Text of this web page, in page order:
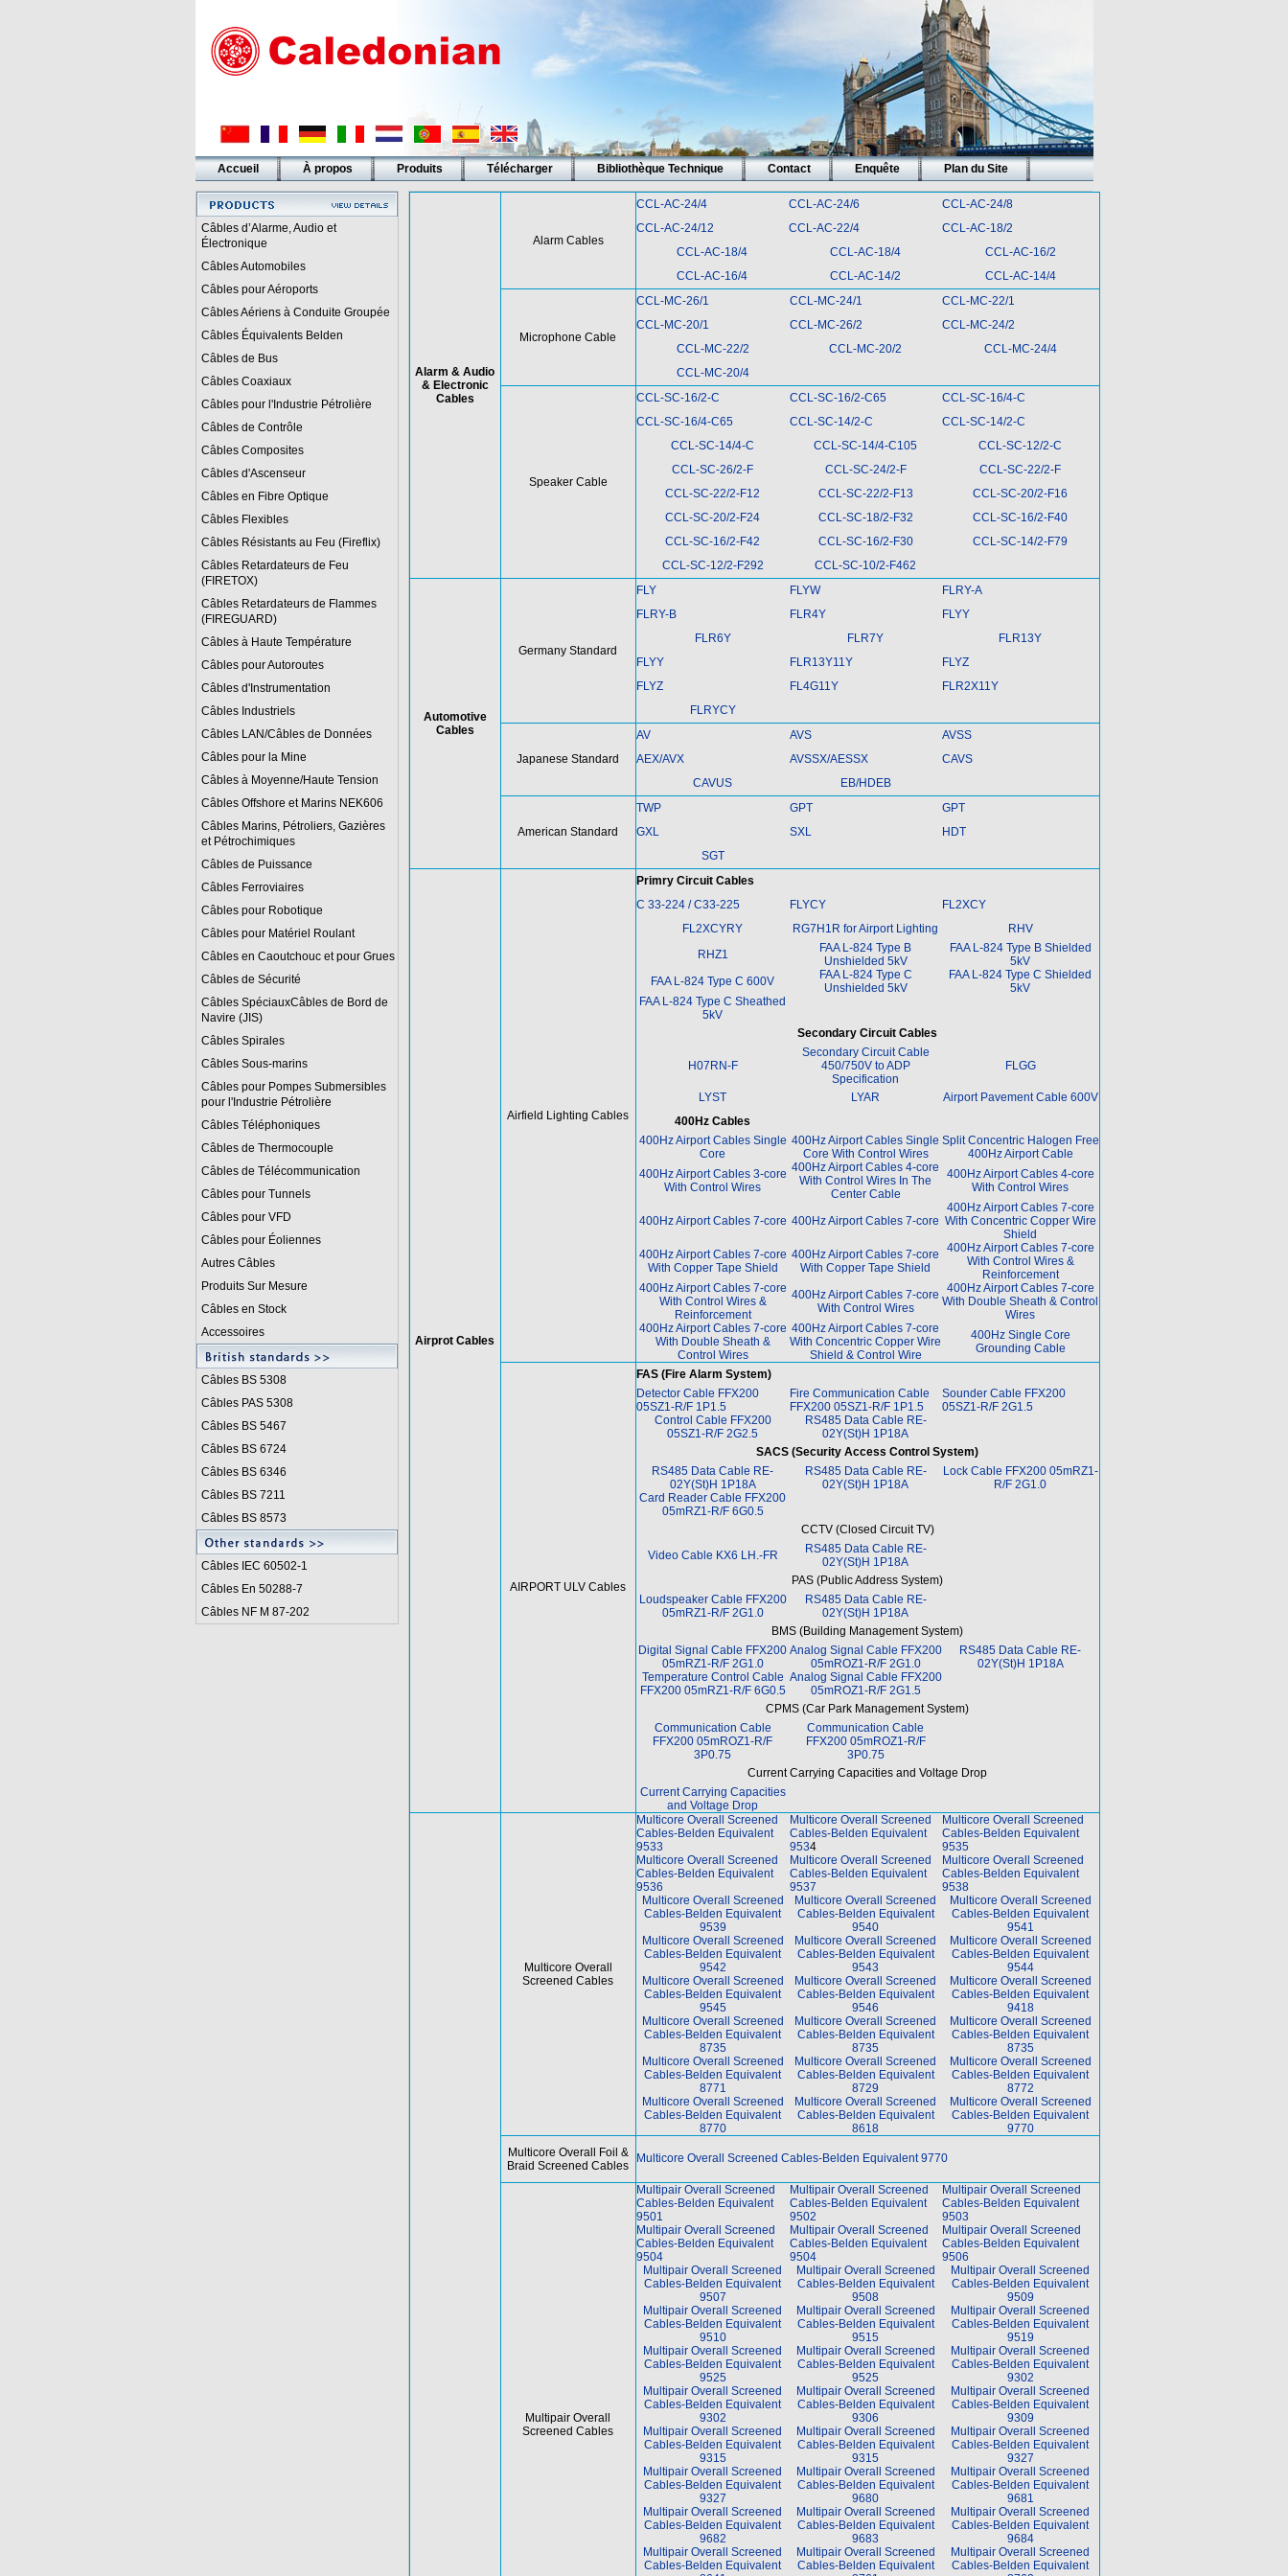
Accueil À propos Produits Télécharger Bibliothèque Technique Contact Enquête
Plan du Site
Liens
Câbles d’Alarme, Audio et
Électronique
Câbles Automobiles
Câbles pour Aéroports
Câbles Aériens à Conduite Groupée
Câbles Équivalents Belden
Câbles de Bus
Câbles Coaxiaux
Câbles pour l'Industrie Pétrolière
Câbles de Contrôle
Câbles Composites
Câbles d'Ascenseur
Câbles en Fibre Optique
Câbles Flexibles
Câbles Résistants au Feu (Fireflix)
Câbles Retardateurs de Feu
(FIRETOX)
Câbles Retardateurs de Flammes
(FIREGUARD)
Câbles à Haute Température
Câbles pour Autoroutes
Câbles d'Instrumentation
Câbles Industriels
Câbles LAN/Câbles de Données
Câbles pour la Mine
Câbles à Moyenne/Haute Tension
Câbles Offshore et Marins NEK606
Câbles Marins, Pétroliers, Gazières
et Pétrochimiques
Câbles de Puissance
Câbles Ferroviaires
Câbles pour Robotique
Câbles pour Matériel Roulant
Câbles en Caoutchouc et pour Grues
Câbles de Sécurité
Câbles SpéciauxCâbles de Bord de
Navire (JIS)
Câbles Spirales
Câbles Sous-marins
Câbles pour Pompes Submersibles
pour l'Industrie Pétrolière
Câbles Téléphoniques
Câbles de Thermocouple
Câbles de Télécommunication
Câbles pour Tunnels
Câbles pour VFD
Câbles pour Éoliennes
Autres Câbles
Produits Sur Mesure
Câbles en Stock
Accessoires
Câbles BS 5308
Câbles PAS 5308
Câbles BS 5467
Câbles BS 6724
Câbles BS 6346
Câbles BS 7211
Câbles BS 8573
Câbles IEC 60502-1
Câbles En 50288-7
Câbles NF M 87-202
Alarm & Audio
& Electronic
Cables
Alarm Cables
CCL-AC-24/4 CCL-AC-24/6
CCL-AC-24/8
CCL-AC-24/12
CCL-AC-22/4
CCL-AC-18/2
CCL-AC-18/4
CCL-AC-18/4
CCL-AC-16/2
CCL-AC-16/4
CCL-AC-14/2 CCL-AC-14/4
Microphone Cable
CCL-MC-26/1 CCL-MC-24/1
CCL-MC-22/1
CCL-MC-20/1
CCL-MC-26/2
CCL-MC-24/2
CCL-MC-22/2
CCL-MC-20/2
CCL-MC-24/4
CCL-MC-20/4
Speaker Cable
CCL-SC-16/2-C CCL-SC-16/2-C65
CCL-SC-16/4-C
CCL-SC-16/4-C65
CCL-SC-14/2-C
CCL-SC-14/2-C
CCL-SC-14/4-C
CCL-SC-14/4-C105
CCL-SC-12/2-C
CCL-SC-26/2-F
CCL-SC-24/2-F
CCL-SC-22/2-F
CCL-SC-22/2-F12
CCL-SC-22/2-F13
CCL-SC-20/2-F16
CCL-SC-20/2-F24
CCL-SC-18/2-F32
CCL-SC-16/2-F40
CCL-SC-16/2-F42
CCL-SC-16/2-F30
CCL-SC-14/2-F79
CCL-SC-12/2-F292
CCL-SC-10/2-F462
Automotive
Cables
Germany Standard
FLY FLYW
FLRY-A
FLRY-B
FLR4Y
FLYY
FLR6Y
FLR7Y
FLR13Y
FLYY
FLR13Y11Y
FLYZ
FLYZ
FL4G11Y
FLR2X11Y
FLRYCY
Japanese Standard
AV AVS
AVSS
AEX/AVX
AVSSX/AESSX
CAVS
CAVUS
EB/HDEB
American Standard
TWP GPT
GPT
GXL
SXL
HDT
SGT
Airprot Cables
Airfield Lighting Cables
Primry Circuit Cables
C 33-224 / C33-225
FLYCY
FL2XCY
FL2XCYRY
RG7H1R for Airport Lighting
RHV
RHZ1
FAA L-824 Type B
Unshielded 5kV
FAA L-824 Type B Shielded
5kV
FAA L-824 Type C 600V
FAA L-824 Type C
Unshielded 5kV
FAA L-824 Type C Shielded
5kV
FAA L-824 Type C Sheathed
5kV
Secondary Circuit Cables
H07RN-F
Secondary Circuit Cable
450/750V to ADP
Specification
FLGG
LYST LYAR
Airport Pavement Cable 600V
400Hz Cables
400Hz Airport Cables Single
Core
400Hz Airport Cables Single
Core With Control Wires
Split Concentric Halogen Free
400Hz Airport Cable
400Hz Airport Cables 3-core
With Control Wires
400Hz Airport Cables 4-core
With Control Wires In The
Center Cable
400Hz Airport Cables 4-core
With Control Wires
400Hz Airport Cables 7-core 400Hz Airport Cables 7-core
400Hz Airport Cables 7-core
With Concentric Copper Wire
Shield
400Hz Airport Cables 7-core
With Copper Tape Shield
400Hz Airport Cables 7-core
With Copper Tape Shield
400Hz Airport Cables 7-core
With Control Wires &
Reinforcement
400Hz Airport Cables 7-core
With Control Wires &
Reinforcement
400Hz Airport Cables 7-core
With Control Wires
400Hz Airport Cables 7-core
With Double Sheath & Control
Wires
400Hz Airport Cables 7-core
With Double Sheath &
Control Wires
400Hz Airport Cables 7-core
With Concentric Copper Wire
Shield & Control Wire
400Hz Single Core
Grounding Cable
AIRPORT ULV Cables
FAS (Fire Alarm System)
Detector Cable FFX200
05SZ1-R/F 1P1.5
Fire Communication Cable
FFX200 05SZ1-R/F 1P1.5
Sounder Cable FFX200
05SZ1-R/F 2G1.5
Control Cable FFX200
05SZ1-R/F 2G2.5
RS485 Data Cable RE-
02Y(St)H 1P18A
SACS (Security Access Control System)
RS485 Data Cable RE-
02Y(St)H 1P18A
RS485 Data Cable RE-
02Y(St)H 1P18A
Lock Cable FFX200 05mRZ1-
R/F 2G1.0
Card Reader Cable FFX200
05mRZ1-R/F 6G0.5
CCTV (Closed Circuit TV)
Video Cable KX6 LH.-FR
RS485 Data Cable RE-
02Y(St)H 1P18A
PAS (Public Address System)
Loudspeaker Cable FFX200
05mRZ1-R/F 2G1.0
RS485 Data Cable RE-
02Y(St)H 1P18A
BMS (Building Management System)
Digital Signal Cable FFX200
05mRZ1-R/F 2G1.0
Analog Signal Cable FFX200
05mROZ1-R/F 2G1.0
RS485 Data Cable RE-
02Y(St)H 1P18A
Temperature Control Cable
FFX200 05mRZ1-R/F 6G0.5
Analog Signal Cable FFX200
05mROZ1-R/F 2G1.5
CPMS (Car Park Management System)
Communication Cable
FFX200 05mROZ1-R/F
3P0.75
Communication Cable
FFX200 05mROZ1-R/F
3P0.75
Current Carrying Capacities and Voltage Drop
Current Carrying Capacities
and Voltage Drop
Multicore Overall
Screened Cables
Multicore Overall Screened
Cables-Belden Equivalent
9533
Multicore Overall Screened
Cables-Belden Equivalent
9534
Multicore Overall Screened
Cables-Belden Equivalent
9535
Multicore Overall Screened
Cables-Belden Equivalent
9536
Multicore Overall Screened
Cables-Belden Equivalent
9537
Multicore Overall Screened
Cables-Belden Equivalent
9538
Multicore Overall Screened
Cables-Belden Equivalent
9539
Multicore Overall Screened
Cables-Belden Equivalent
9540
Multicore Overall Screened
Cables-Belden Equivalent
9541
Multicore Overall Screened
Cables-Belden Equivalent
9542
Multicore Overall Screened
Cables-Belden Equivalent
9543
Multicore Overall Screened
Cables-Belden Equivalent
9544
Multicore Overall Screened
Cables-Belden Equivalent
9545
Multicore Overall Screened
Cables-Belden Equivalent
9546
Multicore Overall Screened
Cables-Belden Equivalent
9418
Multicore Overall Screened
Cables-Belden Equivalent
8735
Multicore Overall Screened
Cables-Belden Equivalent
8735
Multicore Overall Screened
Cables-Belden Equivalent
8735
Multicore Overall Screened
Cables-Belden Equivalent
8771
Multicore Overall Screened
Cables-Belden Equivalent
8729
Multicore Overall Screened
Cables-Belden Equivalent
8772
Multicore Overall Screened
Cables-Belden Equivalent
8770
Multicore Overall Screened
Cables-Belden Equivalent
8618
Multicore Overall Screened
Cables-Belden Equivalent
9770
Multicore Overall Foil &
Braid Screened Cables
Multicore Overall Screened Cables-Belden Equivalent 9770
Multipair Overall
Screened Cables
Multipair Overall Screened
Cables-Belden Equivalent
9501
Multipair Overall Screened
Cables-Belden Equivalent
9502
Multipair Overall Screened
Cables-Belden Equivalent
9503
Multipair Overall Screened
Cables-Belden Equivalent
9504
Multipair Overall Screened
Cables-Belden Equivalent
9504
Multipair Overall Screened
Cables-Belden Equivalent
9506
Multipair Overall Screened
Cables-Belden Equivalent
9507
Multipair Overall Screened
Cables-Belden Equivalent
9508
Multipair Overall Screened
Cables-Belden Equivalent
9509
Multipair Overall Screened
Cables-Belden Equivalent
9510
Multipair Overall Screened
Cables-Belden Equivalent
9515
Multipair Overall Screened
Cables-Belden Equivalent
9519
Multipair Overall Screened
Cables-Belden Equivalent
9525
Multipair Overall Screened
Cables-Belden Equivalent
9525
Multipair Overall Screened
Cables-Belden Equivalent
9302
Multipair Overall Screened
Cables-Belden Equivalent
9302
Multipair Overall Screened
Cables-Belden Equivalent
9306
Multipair Overall Screened
Cables-Belden Equivalent
9309
Multipair Overall Screened
Cables-Belden Equivalent
9315
Multipair Overall Screened
Cables-Belden Equivalent
9315
Multipair Overall Screened
Cables-Belden Equivalent
9327
Multipair Overall Screened
Cables-Belden Equivalent
9327
Multipair Overall Screened
Cables-Belden Equivalent
9680
Multipair Overall Screened
Cables-Belden Equivalent
9681
Multipair Overall Screened
Cables-Belden Equivalent
9682
Multipair Overall Screened
Cables-Belden Equivalent
9683
Multipair Overall Screened
Cables-Belden Equivalent
9684
Multipair Overall Screened
Cables-Belden Equivalent
Multipair Overall Screened
Cables-Belden Equivalent
Multipair Overall Screened
Cables-Belden Equivalent